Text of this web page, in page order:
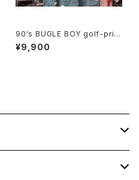
90's BUGLE BOY golf-print
cotton Shirt
¥9,900